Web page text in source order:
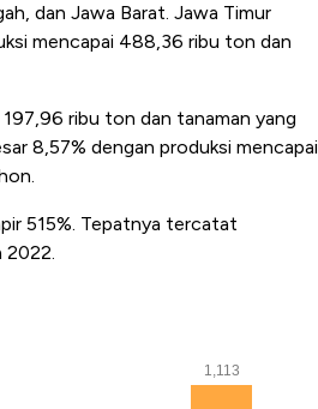
dan Jawa Barat. Jawa Timur
mencapai 488,36 ribu ton dan
ribu ton dan tanaman yang
8,57% dengan produksi mencapai
515%. Tepatnya tercatat
2022.